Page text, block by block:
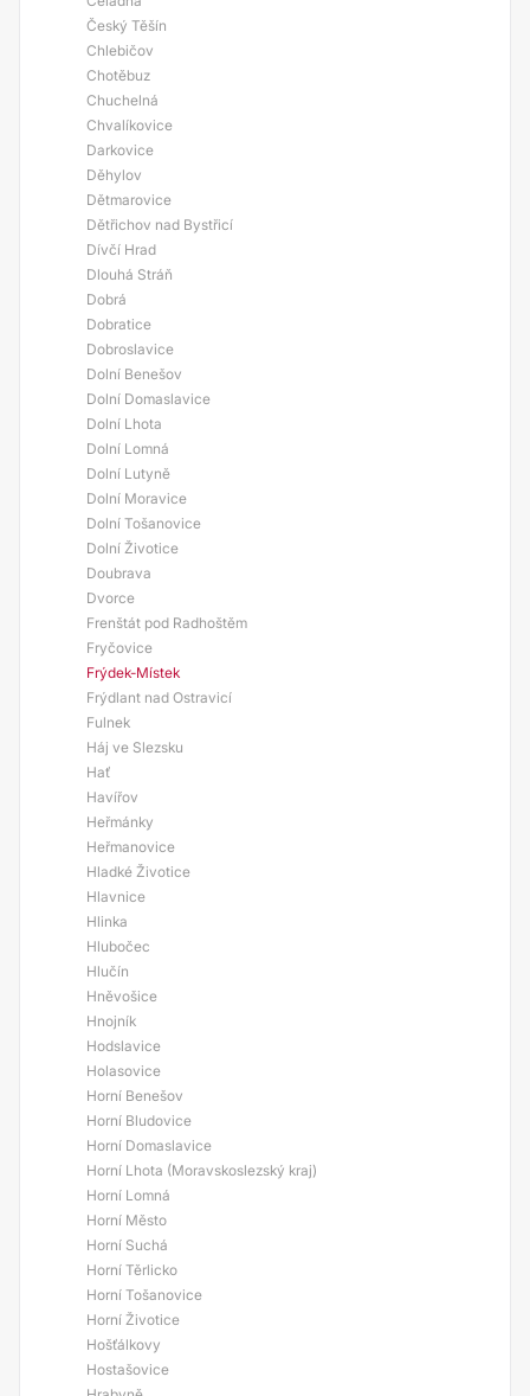
Český Těšín
Chlebičov
Chotěbuz
Chuchelná
Chvalíkovice
Darkovice
Děhylov
Dětmarovice
Dětřichov nad Bystřicí
Dívčí Hrad
Dlouhá Stráň
Dobrá
Dobratice
Dobroslavice
Dolní Benešov
Dolní Domaslavice
Dolní Lhota
Dolní Lomná
Dolní Lutyně
Dolní Moravice
Dolní Tošanovice
Dolní Životice
Doubrava
Dvorce
Frenštát pod Radhoštěm
Fryčovice
Frýdek-Místek
Frýdlant nad Ostravicí
Fulnek
Háj ve Slezsku
Hať
Havířov
Heřmánky
Heřmanovice
Hladké Životice
Hlavnice
Hlinka
Hlubočec
Hlučín
Hněvošice
Hnojník
Hodslavice
Holasovice
Horní Benešov
Horní Bludovice
Horní Domaslavice
Horní Lhota (Moravskoslezský kraj)
Horní Lomná
Horní Město
Horní Suchá
Horní Těrlicko
Horní Tošanovice
Horní Životice
Hošťálkovy
Hostašovice